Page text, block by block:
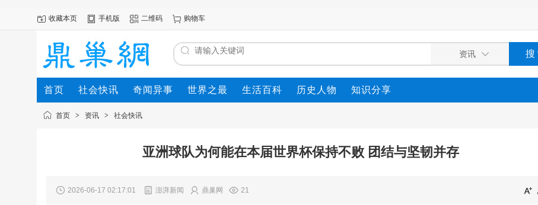
收藏本页 手机版 二维码 购物车
首页 社会快讯 奇闻异事 世界之最 生活百科 历史人物 知识分享
首页 > 资讯 > 社会快讯
亚洲球队为何能在本届世界杯保持不败 团结与坚韧并存
2026-06-17 02:17:01 澎湃新闻 鼎巢网 21